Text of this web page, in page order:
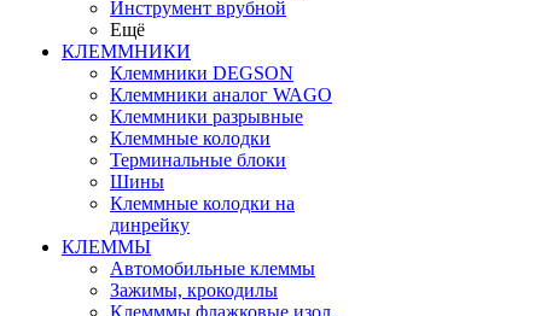
Инструмент врубной
Ещё
КЛЕММНИКИ
Клеммники DEGSON
Клеммники аналог WAGO
Клеммники разрывные
Клеммные колодки
Терминальные блоки
Шины
Клеммные колодки на
динрейку
КЛЕММЫ
Автомобильные клеммы
Зажимы, крокодилы
Клемммы флажковые изол.